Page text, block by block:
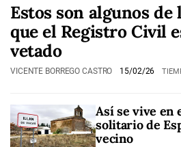
Estos son algunos de
que el Registro Civil
vetado
VICENTE BORREGO CASTRO 15/02/26
Así se vive en
solitario de
vecino